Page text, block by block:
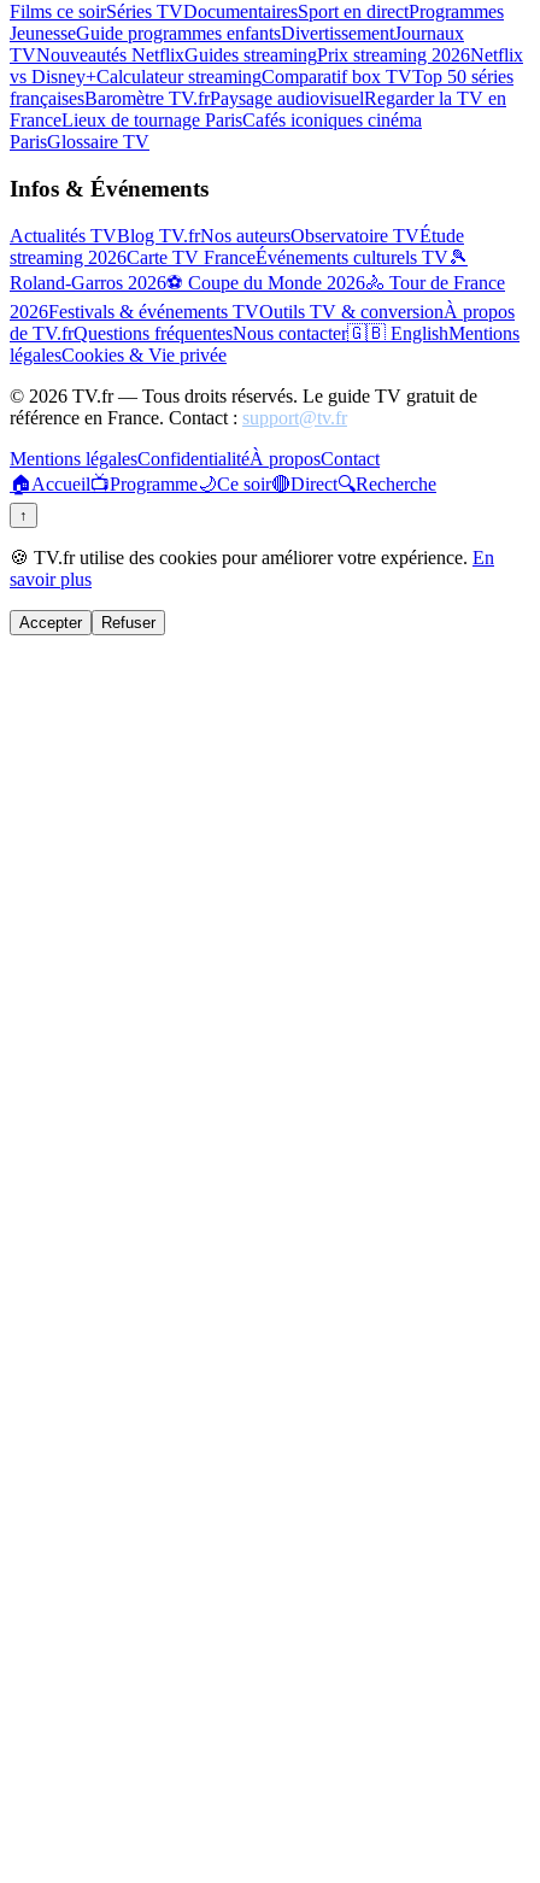
Films ce soirSéries TVDocumentairesSport en directProgrammes
JeunesseGuide programmes enfantsDivertissementJournaux
TVNouveautés NetflixGuides streamingPrix streaming 2026Netflix
vs Disney+Calculateur streamingComparatif box TVTop 50 séries
françaisesBaromètre TV.frPaysage audiovisuelRegarder la TV en
FranceLieux de tournage ParisCafés iconiques cinéma
ParisGlossaire TV
Infos & Événements
Actualités TVBlog TV.frNos auteursObservatoire TVÉtude
streaming 2026Carte TV FranceÉvénements culturels TV🎾
Roland-Garros 2026⚽ Coupe du Monde 2026🚴 Tour de France
2026Festivals & événements TVOutils TV & conversionÀ propos
de TV.frQuestions fréquentesNous contacter🇬🇧 EnglishMentions
légalesCookies & Vie privée
© 2026 TV.fr — Tous droits réservés. Le guide TV gratuit de
référence en France. Contact : support@tv.fr
Mentions légalesConfidentialitéÀ proposContact
🏠Accueil📺Programme🌙Ce soir🔴Direct🔍Recherche
↑
🍪 TV.fr utilise des cookies pour améliorer votre expérience. En
savoir plus
Accepter Refuser